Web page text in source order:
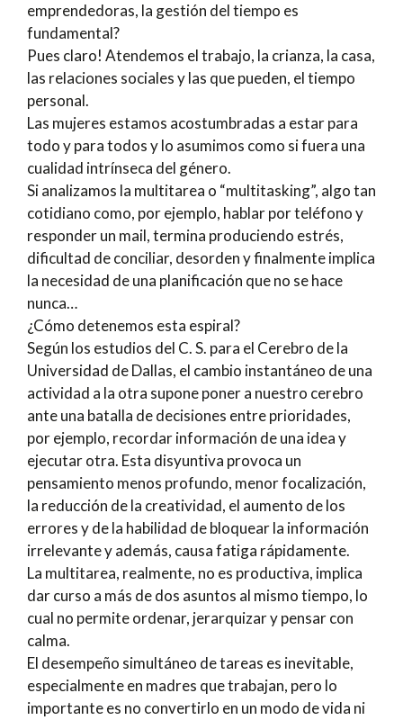
emprendedoras, la gestión del tiempo es
fundamental?
Pues claro! Atendemos el trabajo, la crianza, la casa,
las relaciones sociales y las que pueden, el tiempo
personal.
Las mujeres estamos acostumbradas a estar para
todo y para todos y lo asumimos como si fuera una
cualidad intrínseca del género.
Si analizamos la multitarea o “multitasking”, algo tan
cotidiano como, por ejemplo, hablar por teléfono y
responder un mail, termina produciendo estrés,
dificultad de conciliar, desorden y finalmente implica
la necesidad de una planificación que no se hace
nunca…
¿Cómo detenemos esta espiral?
Según los estudios del C. S. para el Cerebro de la
Universidad de Dallas, el cambio instantáneo de una
actividad a la otra supone poner a nuestro cerebro
ante una batalla de decisiones entre prioridades,
por ejemplo, recordar información de una idea y
ejecutar otra. Esta disyuntiva provoca un
pensamiento menos profundo, menor focalización,
la reducción de la creatividad, el aumento de los
errores y de la habilidad de bloquear la información
irrelevante y además, causa fatiga rápidamente.
La multitarea, realmente, no es productiva, implica
dar curso a más de dos asuntos al mismo tiempo, lo
cual no permite ordenar, jerarquizar y pensar con
calma.
El desempeño simultáneo de tareas es inevitable,
especialmente en madres que trabajan, pero lo
importante es no convertirlo en un modo de vida ni